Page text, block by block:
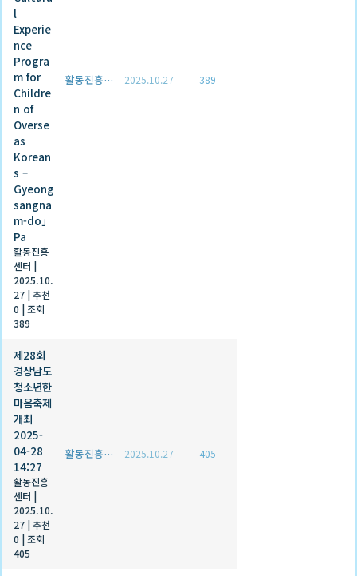
l
Experie
nce
Progra
m for
Childre
n of
Overse
as
Korean
s –
Gyeong
sangna
m-do」
Pa
활동진흥
센터
2025.10.
27 추천
0
조회
389
활동진흥센터 2025.10.27 389
제28회
경상남도
청소년한
마음축제
개최
2025-
04-28
14:27
활동진흥
센터
2025.10.
27 추천
0
조회
405
활동진흥센터 2025.10.27 405